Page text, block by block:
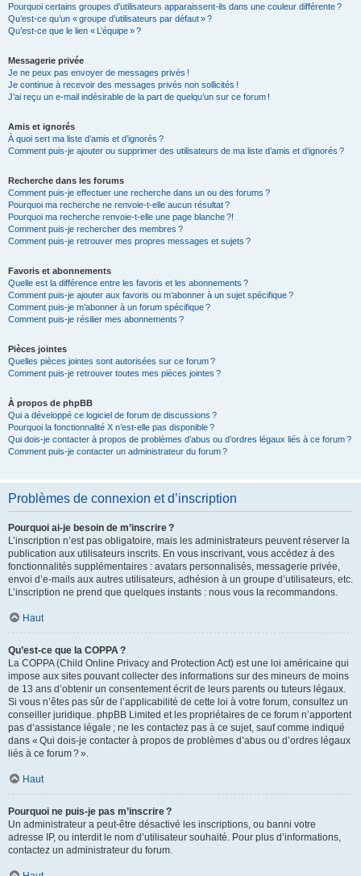
Pourquoi certains groupes d’utilisateurs apparaissent-ils dans une couleur différente ?
Qu’est-ce qu’un « groupe d’utilisateurs par défaut » ?
Qu’est-ce que le lien « L’équipe » ?
Messagerie privée
Je ne peux pas envoyer de messages privés !
Je continue à recevoir des messages privés non sollicités !
J’ai reçu un e-mail indésirable de la part de quelqu’un sur ce forum !
Amis et ignorés
À quoi sert ma liste d’amis et d’ignorés ?
Comment puis-je ajouter ou supprimer des utilisateurs de ma liste d’amis et d’ignorés ?
Recherche dans les forums
Comment puis-je effectuer une recherche dans un ou des forums ?
Pourquoi ma recherche ne renvoie-t-elle aucun résultat ?
Pourquoi ma recherche renvoie-t-elle une page blanche ?!
Comment puis-je rechercher des membres ?
Comment puis-je retrouver mes propres messages et sujets ?
Favoris et abonnements
Quelle est la différence entre les favoris et les abonnements ?
Comment puis-je ajouter aux favoris ou m’abonner à un sujet spécifique ?
Comment puis-je m’abonner à un forum spécifique ?
Comment puis-je résilier mes abonnements ?
Pièces jointes
Quelles pièces jointes sont autorisées sur ce forum ?
Comment puis-je retrouver toutes mes pièces jointes ?
À propos de phpBB
Qui a développé ce logiciel de forum de discussions ?
Pourquoi la fonctionnalité X n’est-elle pas disponible ?
Qui dois-je contacter à propos de problèmes d’abus ou d’ordres légaux liés à ce forum ?
Comment puis-je contacter un administrateur du forum ?
Problèmes de connexion et d’inscription
Pourquoi ai-je besoin de m’inscrire ?
L’inscription n’est pas obligatoire, mais les administrateurs peuvent réserver la
publication aux utilisateurs inscrits. En vous inscrivant, vous accédez à des
fonctionnalités supplémentaires : avatars personnalisés, messagerie privée,
envoi d’e-mails aux autres utilisateurs, adhésion à un groupe d’utilisateurs, etc.
L’inscription ne prend que quelques instants : nous vous la recommandons.
Haut
Qu’est-ce que la COPPA ?
La COPPA (Child Online Privacy and Protection Act) est une loi américaine qui
impose aux sites pouvant collecter des informations sur des mineurs de moins
de 13 ans d’obtenir un consentement écrit de leurs parents ou tuteurs légaux.
Si vous n’êtes pas sûr de l’applicabilité de cette loi à votre forum, consultez un
conseiller juridique. phpBB Limited et les propriétaires de ce forum n’apportent
pas d’assistance légale ; ne les contactez pas à ce sujet, sauf comme indiqué
dans « Qui dois-je contacter à propos de problèmes d’abus ou d’ordres légaux
liés à ce forum ? ».
Haut
Pourquoi ne puis-je pas m’inscrire ?
Un administrateur a peut-être désactivé les inscriptions, ou banni votre
adresse IP, ou interdit le nom d’utilisateur souhaité. Pour plus d’informations,
contactez un administrateur du forum.